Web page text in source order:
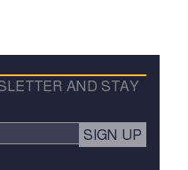
AND STAY